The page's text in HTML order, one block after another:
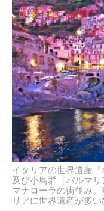
イタリアの世界遺産
及び小島群［パルマリ
マナローラの街並み
リアに世界遺産が多